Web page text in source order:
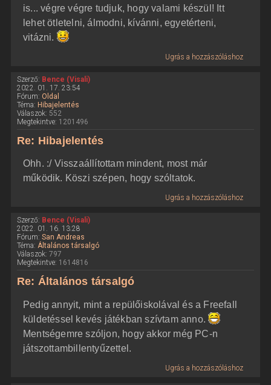
is... végre végre tudjuk, hogy valami készül! Itt
lehet ötletelni, álmodni, kívánni, egyetérteni,
vitázni.
Ugrás a hozzászóláshoz
Szerző: Bence (Visali)
2022. 01. 17. 23:54
Fórum: Oldal
Téma: Hibajelentés
Válaszok: 552
Megtekintve: 1201496
Re: Hibajelentés
Ohh. :/ Visszaállítottam mindent, most már
működik. Köszi szépen, hogy szóltatok.
Ugrás a hozzászóláshoz
Szerző: Bence (Visali)
2022. 01. 16. 13:28
Fórum: San Andreas
Téma: Általános társalgó
Válaszok: 797
Megtekintve: 1614816
Re: Általános társalgó
Pedig annyit, mint a repülőiskolával és a Freefall
küldetéssel kevés játékban szívtam anno.
Mentségemre szóljon, hogy akkor még PC-n
játszottambillentyűzettel.
Ugrás a hozzászóláshoz